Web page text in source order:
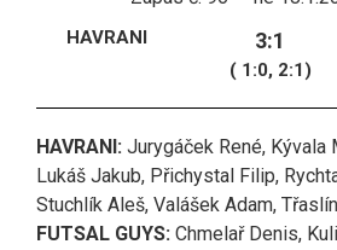
HAVRANI 3:1
( 1:0, 2:1)
HAVRANI: Jurygáček René, Kývala
Lukáš Jakub, Přichystal Filip,
Stuchlík Aleš, Valášek Adam,
FUTSAL GUYS: Chmelař Denis,